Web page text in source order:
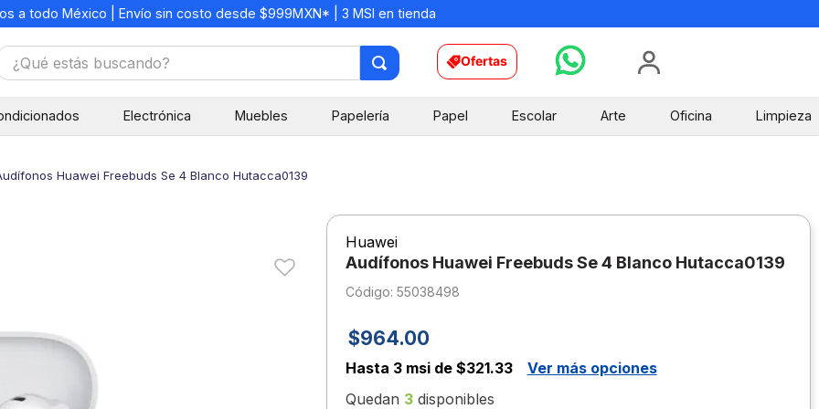
a todo México | Envío sin costo desde $999MXN* | 3 MSI en tienda
estás buscando? Ofertas
Electrónica Muebles Papelería Papel Escolar Arte Oficina Limpieza
Huawei Freebuds Se 4 Blanco Hutacca0139
Huawei
Audífonos Huawei Freebuds Se 4 Blanco Hutacca0139
: 55038498
$964.00
Hasta 3 msi de $321.33
Ver más opciones
Quedan 3disponibles
sacapuntas